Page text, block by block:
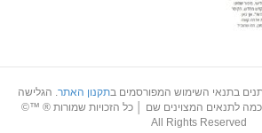
בתנאי השימוש המפורסמים בתקנון האתר. הגלישה
לתנאים המצוינים שם │ כל הזכויות שמורות ® ™©
All Rights Reserved